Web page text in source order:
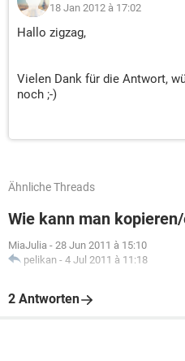
18 Jan 2012 à 17:02
Hallo zigzag,
Vielen Dank für die Antwort,
noch ;-)
Ähnliche Threads
Wie kann man
MiaJulia - 28 Jun 2011 à 15:10
pelikan - 4 Jul 2011 à 11:18
2 Antworten